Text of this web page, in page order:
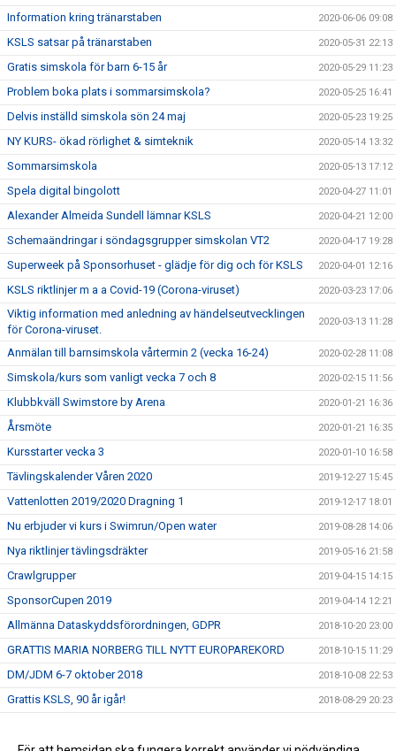
Information kring tränarstaben 2020-06-06 09:08
KSLS satsar på tränarstaben 2020-05-31 22:13
Gratis simskola för barn 6-15 år 2020-05-29 11:23
Problem boka plats i sommarsimskola? 2020-05-25 16:41
Delvis inställd simskola sön 24 maj 2020-05-23 19:25
NY KURS- ökad rörlighet & simteknik 2020-05-14 13:32
Sommarsimskola 2020-05-13 17:12
Spela digital bingolott 2020-04-27 11:01
Alexander Almeida Sundell lämnar KSLS 2020-04-21 12:00
Schemaändringar i söndagsgrupper simskolan VT2 2020-04-17 19:28
Superweek på Sponsorhuset - glädje för dig och för KSLS 2020-04-01 12:16
KSLS riktlinjer m a a Covid-19 (Corona-viruset) 2020-03-23 17:06
Viktig information med anledning av händelseutvecklingen
för Corona-viruset.
2020-03-13 11:28
Anmälan till barnsimskola vårtermin 2 (vecka 16-24) 2020-02-28 11:08
Simskola/kurs som vanligt vecka 7 och 8 2020-02-15 11:56
Klubbkväll Swimstore by Arena 2020-01-21 16:36
Årsmöte 2020-01-21 16:35
Kursstarter vecka 3 2020-01-10 16:58
Tävlingskalender Våren 2020 2019-12-27 15:45
Vattenlotten 2019/2020 Dragning 1 2019-12-17 18:01
Nu erbjuder vi kurs i Swimrun/Open water 2019-08-28 14:06
Nya riktlinjer tävlingsdräkter 2019-05-16 21:58
Crawlgrupper 2019-04-15 14:15
SponsorCupen 2019 2019-04-14 12:21
Allmänna Dataskyddsförordningen, GDPR 2018-10-20 23:00
GRATTIS MARIA NORBERG TILL NYTT EUROPAREKORD 2018-10-15 11:29
DM/JDM 6-7 oktober 2018 2018-10-08 22:53
Grattis KSLS, 90 år igår! 2018-08-29 20:23